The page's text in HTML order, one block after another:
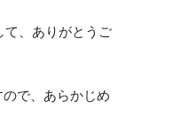
て、ありがとうご
で、あらかじめ